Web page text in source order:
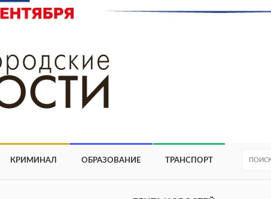
КРИМИНАЛ ОБРАЗОВАНИЕ ТРАНСПОРТ